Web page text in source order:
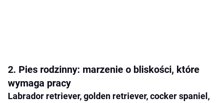
2. Pies rodzinny: marzenie o bliskości, które
wymaga pracy
Labrador retriever, golden retriever, cocker spaniel,